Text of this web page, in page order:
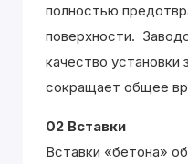
полностью
поверхности.
качество установки
сокращает общее
02 Вставки
Вставки «бетона»